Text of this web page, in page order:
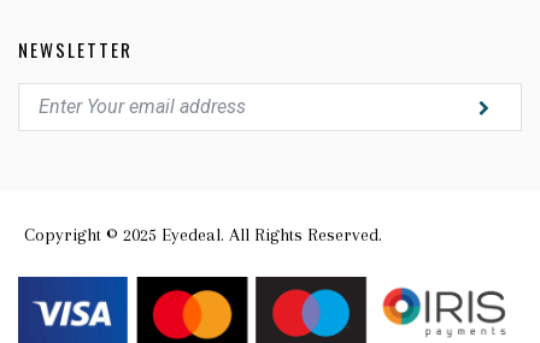
NEWSLETTER
Copyright © 2025 Eyedeal. All Rights Reserved.